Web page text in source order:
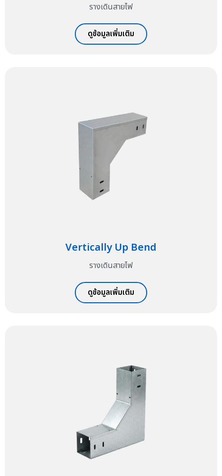
รางเดินสายไฟ
ดูข้อมูลเพิ่มเติม
Vertically Up Bend
รางเดินสายไฟ
ดูข้อมูลเพิ่มเติม